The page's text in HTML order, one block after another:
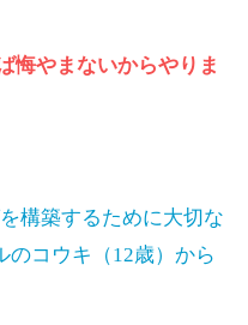
悔やまないからやりま
構築するために大切な
のコウキ（12歳）から